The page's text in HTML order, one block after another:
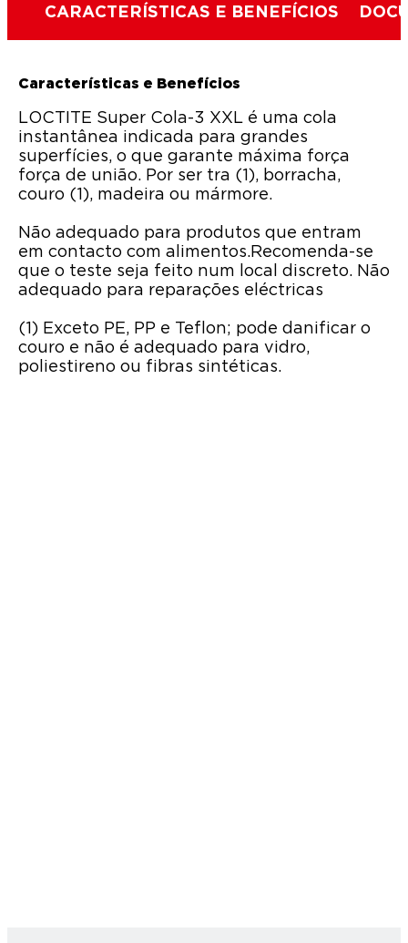
CARACTERÍSTICAS E BENEFÍCIOS
Características e Benefícios
LOCTITE Super Cola-3 XXL é uma cola
instantânea indicada para grandes
superfícies, o que garante máxima força
força de união. Por ser tra (1), borracha,
couro (1), madeira ou mármore.
Não adequado para produtos que entram
em contacto com alimentos.Recomenda-se
que o teste seja feito num local discreto. Não
adequado para reparações eléctricas
(1) Exceto PE, PP e Teflon; pode danificar o
couro e não é adequado para vidro,
poliestireno ou fibras sintéticas.